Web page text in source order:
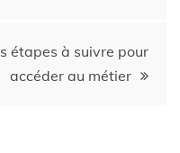
étapes à suivre pour
accéder au métier